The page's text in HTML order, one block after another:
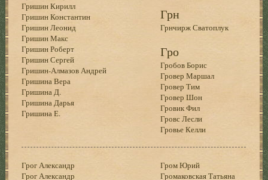
Гришин Кирилл
Гришин Константин
Гришин Леонид
Гришин Макс
Гришин Роберт
Гришин Сергей
Гришин-Алмазов Андрей
Гришина Вера
Гришина Д.
Гришина Дарья
Гришина Е.
Грн
Грнчирж Сватоплук
Гро
Гробов Борис
Гровер Маршал
Гровер Тим
Гровер Шон
Гровик Фил
Гровс Лесли
Гровье Келли
Грог Александр
Грог Александр
Гром Юрий
Громаковская Татьяна